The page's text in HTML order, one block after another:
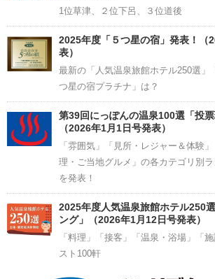
1位草津、２位下呂、３位道後
2025年度「５つ星の宿」発表！（
表）
最新の「人気温泉旅館ホテル250選」
つ星の宿プラチナ」は？
第39回にっぽんの温泉100選「投票
（2026年1月1日号発表）
「雰囲気」「見所・レジャー＆体験
理・ご当地グルメ」の各カテゴリ別
を発表！
2025年度人気温泉旅館ホテル250
ング」（2026年1月12日号発表）
「料理」「接客」「温泉・浴場」「
スト100軒